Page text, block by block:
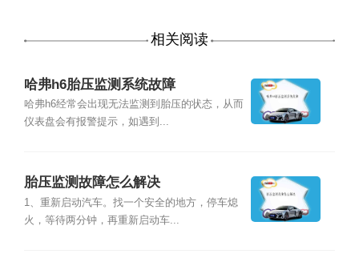
相关阅读
哈弗h6胎压监测系统故障
哈弗h6经常会出现无法监测到胎压的状态，从而
仪表盘会有报警提示，如遇到...
胎压监测故障怎么解决
1、重新启动汽车。找一个安全的地方，停车熄
火，等待两分钟，再重新启动车...